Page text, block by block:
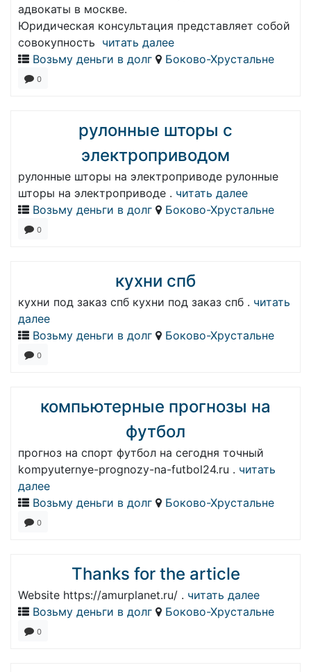
адвокаты в москве.
Юридическая консультация представляет собой
совокупность читать далее
Возьму деньги в долг
Боково-Хрустальне
0
рулонные шторы с
электроприводом
рулонные шторы на электроприводе рулонные
шторы на электроприводе . читать далее
Возьму деньги в долг
Боково-Хрустальне
0
кухни спб
кухни под заказ спб кухни под заказ спб . читать
далее
Возьму деньги в долг
Боково-Хрустальне
0
компьютерные прогнозы на
футбол
прогноз на спорт футбол на сегодня точный
kompyuternye-prognozy-na-futbol24.ru . читать
далее
Возьму деньги в долг
Боково-Хрустальне
0
Thanks for the article
Website https://amurplanet.ru/ . читать далее
Возьму деньги в долг
Боково-Хрустальне
0